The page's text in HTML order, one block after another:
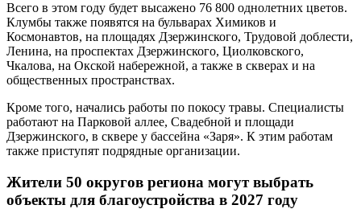
Всего в этом году будет высажено 76 800 однолетних цветов.
Клумбы также появятся на бульварах Химиков и
Космонавтов, на площадях Дзержинского, Трудовой доблести,
Ленина, на проспектах Дзержинского, Циолковского,
Чкалова, на Окской набережной, а также в скверах и на
общественных пространствах.
Кроме того, начались работы по покосу травы. Специалисты
работают на Парковой аллее, Свадебной и площади
Дзержинского, в сквере у бассейна «Заря». К этим работам
также приступят подрядные организации.
Жители 50 округов региона могут выбрать
объекты для благоустройства в 2027 году